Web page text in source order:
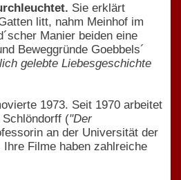
Sie erklärt
litt, nahm Meinhof im
Manier beiden eine
Beweggründe Goebbels´
gelebte Liebesgeschichte
1973. Seit 1970 arbeitet
("Der
an der Universität der
Filme haben zahlreiche